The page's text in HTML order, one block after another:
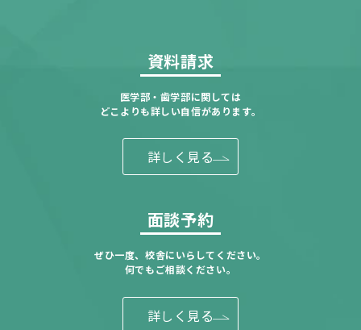
資料請求
医学部・歯学部に関しては
どこよりも詳しい自信があります。
詳しく見る
面談予約
ぜひ一度、校舎にいらしてください。
何でもご相談ください。
詳しく見る